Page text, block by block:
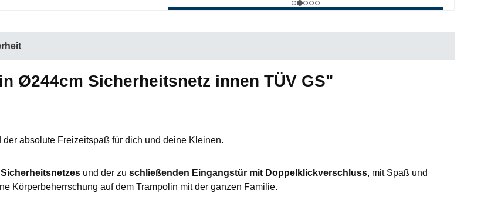
Ø244cm Sicherheitsnetz innen TÜV GS"
absolute Freizeitspaß für dich und deine Kleinen.
und der zu schließenden Eingangstür mit Doppelklickverschluss, mit Spaß und
Körperbeherrschung auf dem Trampolin mit der ganzen Familie.